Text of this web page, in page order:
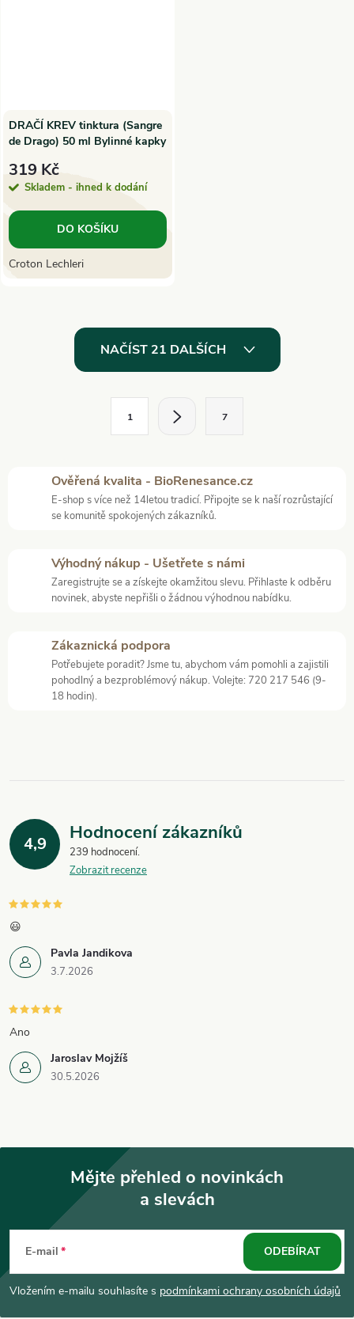
DRAČÍ KREV tinktura (Sangre
de Drago) 50 ml Bylinné kapky
319 Kč
Skladem - ihned k dodání
DO KOŠÍKU
Croton Lechleri
p
i
u
NAČÍST 21 DALŠÍCH
1 7
Ověřená kvalita - BioRenesance.cz
E-shop s více než 14letou tradicí. Připojte se k naší rozrůstající
se komunitě spokojených zákazníků.
Výhodný nákup - Ušetřete s námi
Zaregistrujte se a získejte okamžitou slevu. Přihlaste k odběru
novinek, abyste nepřišli o žádnou výhodnou nabídku.
Zákaznická podpora
Potřebujete poradit? Jsme tu, abychom vám pomohli a zajistili
pohodlný a bezproblémový nákup. Volejte: 720 217 546 (9-
18 hodin).
4,9 Hodnocení zákazníků
239 hodnocení
Zobrazit recenze
Pavla Jandikova
3.7.2026
😃
Jaroslav Mojžíš
30.5.2026
Ano
p
Mějte přehled o novinkách
a slevách
E-mail
Vložením e-mailu souhlasíte s podmínkami ochrany osobních údajů
ODEBÍRAT